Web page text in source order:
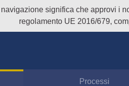
significa che approvi i
regolamento UE 2016/679,
Processi